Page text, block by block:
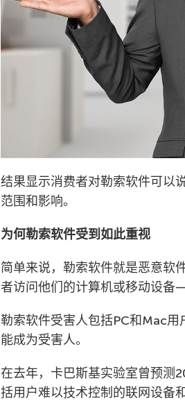
结果显示消费者对勒索软件可以
范围和影响。
为何勒索软件受到如此重视
简单来说，勒索软件就是恶意软
者访问他们的计算机或移动设备
勒索软件受害人包括PC和Mac
能成为受害人。
在去年，卡巴斯基实验室曾预测
括用户难以技术控制的联网设备